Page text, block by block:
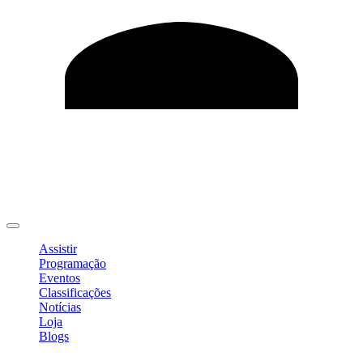
Assistir
Programação
Eventos
Classificações
Notícias
Loja
Blogs